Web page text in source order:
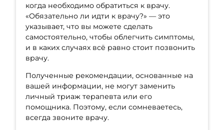
когда необходимо обратиться к врачу.
«Обязательно ли идти к врачу?» — это
указывает, что вы можете сделать
самостоятельно, чтобы облегчить симптомы,
и в каких случаях всё равно стоит позвонить
врачу.
Полученные рекомендации, основанные на
вашей информации, не могут заменить
личный триаж терапевта или его
помощника. Поэтому, если сомневаетесь,
всегда звоните врачу.